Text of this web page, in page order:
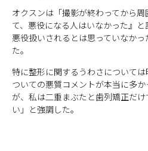
オクスンは「撮影が終わってから
て、悪役になる人はいなかった』
悪役扱いされるとは思っていなか
た。
特に整形に関するうわさについて
ついての悪質コメントが本当に多
が、私は二重まぶたと歯列矯正だ
い」と強調した。